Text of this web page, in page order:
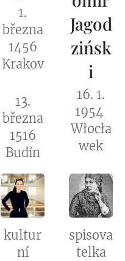
1.
března
1456
Krakov
13.
března
1516
Budín
Jagod
zińsk
i
16. 1.
1954
Włocła
wek
kultur
ní
spisova
telka